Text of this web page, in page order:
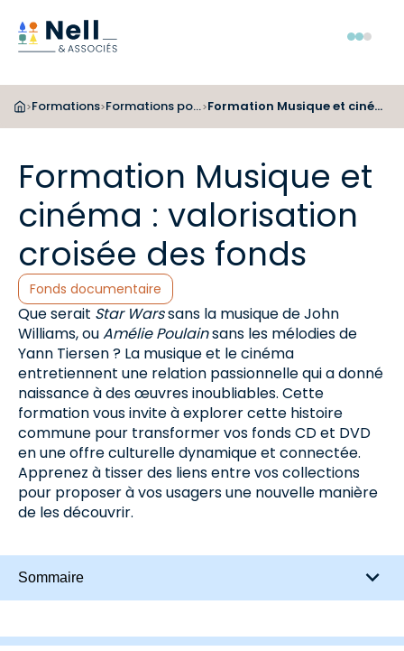
Aller au pied de page
Aller au menu
Aller au contenu
>Formations> Formations pour les bibliothécaires> Formation Musique et cinéma : valorisation croisée des fonds
Formation Musique et
cinéma : valorisation
croisée des fonds
Catégories :
Fonds documentaire
Que serait Star Warssans la musique de John
Williams, ouAmélie Poulainsans les mélodies de
Yann Tiersen ? La musique et le cinéma
entretiennent une relation passionnelle qui a donné
naissance à des œuvres inoubliables. Cette
formation vous invite à explorer cette histoire
commune pour transformer vos fonds CD et DVD
en une offre culturelle dynamique et connectée.
Apprenez à tisser des liens entre vos collections
pour proposer à vos usagers une nouvelle manière
de les découvrir.
Sommaire